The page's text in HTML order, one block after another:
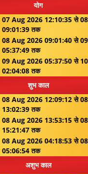
योग
07 Aug 2026 12:10:35 से
09:01:39 तक
08 Aug 2026 09:01:40 से
05:37:49 तक
09 Aug 2026 05:37:50 से
02:04:08 तक
शुभ काल
08 Aug 2026 12:09:12 से
13:02:39 तक
08 Aug 2026 13:53:15 से
15:21:47 तक
08 Aug 2026 04:18:53 से
05:06:54 तक
अशुभ काल